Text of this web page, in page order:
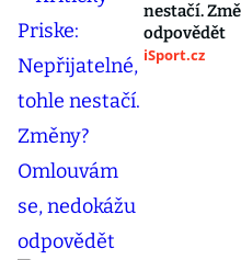
nestačí.
odpovědět
iSport.cz